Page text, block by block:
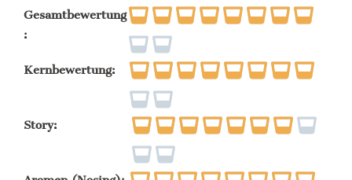
Gesamtbewertung
:
Kernbewertung:
Story: